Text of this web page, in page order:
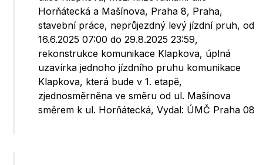
Horňátecká a Mašínova, Praha 8, Praha,
stavební práce, neprůjezdný levý jízdní pruh, od
16.6.2025 07:00 do 29.8.2025 23:59,
rekonstrukce komunikace Klapkova, úplná
uzavírka jednoho jízdního pruhu komunikace
Klapkova, která bude v 1. etapě,
zjednosměrněna ve směru od ul. Mašínova
směrem k ul. Horňátecká, Vydal: ÚMČ Praha 08